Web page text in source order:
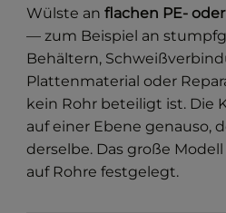
Wülste anflachen PE-
— zum Beispiel an
Behältern,
Plattenmaterial oder
kein Rohr beteiligt ist. Die
auf einer Ebene genauso,
derselbe. Das große
auf Rohre festgelegt.